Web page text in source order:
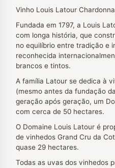
Vinho Louis Latour
Fundada em 1797, a Louis
com longa história, que
no equilíbrio entre tradição e
reconhecida
brancos e tintos.
A família Latour se dedica à
(mesmo antes da fundação
geração após geração, um
com cerca de 50 hectares.
O Domaine Louis Latour é
de vinhedos Grand Cru da
quase 29 hectares.
Todas as uvas dos vinhedos